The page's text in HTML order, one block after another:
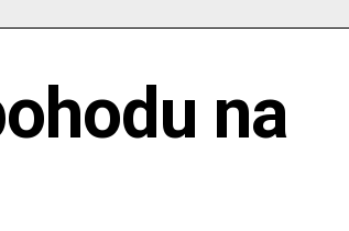
na